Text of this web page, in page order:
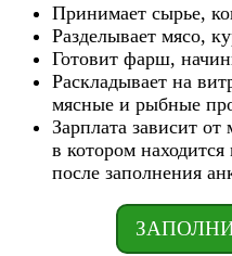
Принимает сырье,
Разделывает мясо,
Готовит фарш,
Раскладывает на
мясные и рыбные
Зарплата зависит
в котором
после заполнения